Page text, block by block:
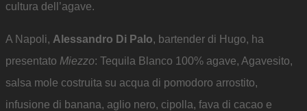
cultura dell’agave.
A Napoli, Alessandro Di Palo, bartender di Hugo, ha
presentato Miezzo: Tequila Blanco 100% agave, Agavesito,
salsa mole costruita su acqua di pomodoro arrostito,
infusione di banana, aglio nero, cipolla, fava di cacao e